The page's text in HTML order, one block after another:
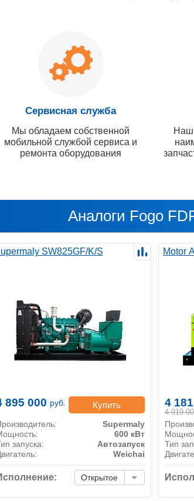
Сервисная служба
Мы обладаем собственной
мобильной службой сервиса и
ремонта оборудования
Наш
Аналоги Fogo
SW825GF/K/S
895 000 руб. Купить
Supermaly
600 кВт
запуска:
Автозапуск
Weichai
Открытое
Motor
4 919
4
Тип